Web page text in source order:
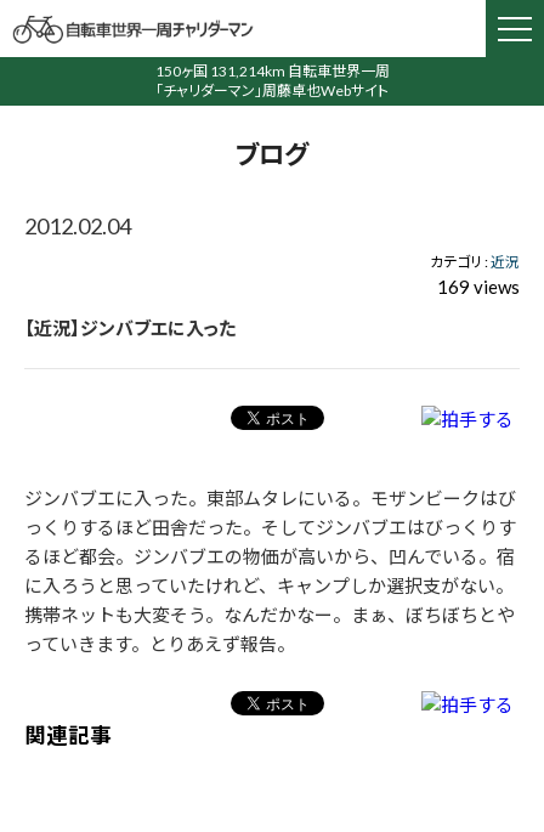
150ヶ国 131,214km 自転車世界一周
「チャリダーマン」周藤卓也Webサイト
ブログ
2012.02.04
カテゴリ :近況
169 views
【近況】ジンバブエに入った
ジンバブエに入った。東部ムタレにいる。モザンビークはび
っくりするほど田舎だった。そしてジンバブエはびっくりす
るほど都会。ジンバブエの物価が高いから、凹んでいる。宿
に入ろうと思っていたけれど、キャンプしか選択支がない。
携帯ネットも大変そう。なんだかなー。まぁ、ぼちぼちとや
っていきます。とりあえず報告。
関連記事